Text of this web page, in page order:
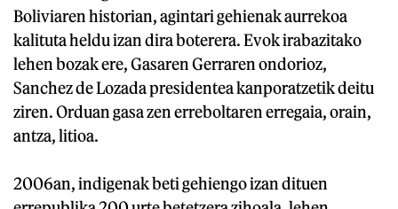
Boliviaren historian, agintari gehienak aurrekoa
kalituta heldu izan dira boterera. Evok irabazitako
lehen bozak ere, Gasaren Gerraren ondorioz,
Sanchez de Lozada presidentea kanporatzetik deitu
ziren. Orduan gasa zen erreboltaren erregaia, orain,
antza, litioa.
2006an, indigenak beti gehiengo izan dituen